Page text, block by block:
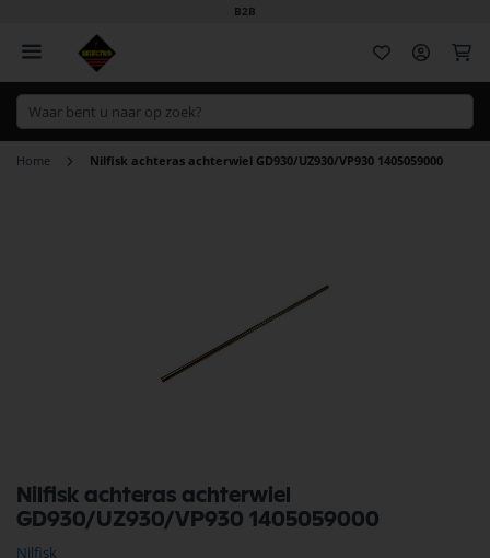
B2B
Home Nilfisk achteras achterwiel GD930/UZ930/VP930 1405059000
Nilfisk achteras achterwiel
GD930/UZ930/VP930 1405059000
Nilfisk
naar
het